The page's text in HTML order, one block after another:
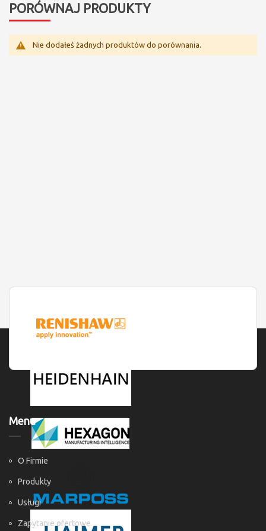
PORÓWNAJ PRODUKTY
Nie dodałeś żadnych produktów do porównania.
Menu
O Firmie
Produkty
Usługi
Zapytanie ofertowe